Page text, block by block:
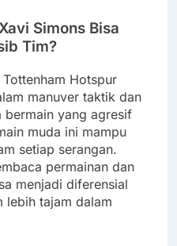
Simons Bisa
Tim?
Hotspur
manuver taktik dan
bermain yang agresif
muda ini mampu
setiap serangan.
permainan dan
menjadi diferensial
lebih tajam dalam